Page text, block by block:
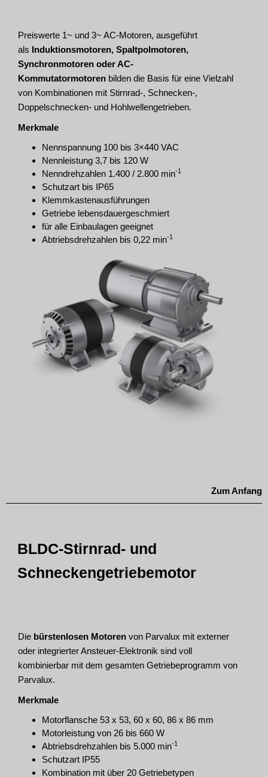
Preiswerte 1~ und 3~ AC-Motoren, ausgeführt
als Induktionsmotoren, Spaltpolmotoren,
Synchronmotoren oder AC-
Kommutatormotoren bilden die Basis für eine Vielzahl
von Kombinationen mit Stirnrad-, Schnecken-,
Doppelschnecken- und Hohlwellengetrieben.
Merkmale
Nennspannung 100 bis 3×440 VAC
Nennleistung 3,7 bis 120 W
Nenndrehzahlen 1.400 / 2.800 min-1
Schutzart bis IP65
Klemmkastenausführungen
Getriebe lebensdauergeschmiert
für alle Einbaulagen geeignet
Abtriebsdrehzahlen bis 0,22 min-1
Zum Anfang
BLDC-Stirnrad- und
Schneckengetriebemotor
Die bürstenlosen Motoren von Parvalux mit externer
oder integrierter Ansteuer-Elektronik sind voll
kombinierbar mit dem gesamten Getriebeprogramm von
Parvalux.
Merkmale
Motorflansche 53 x 53, 60 x 60, 86 x 86 mm
Motorleistung von 26 bis 660 W
Abtriebsdrehzahlen bis 5.000 min-1
Schutzart IP55
Kombination mit über 20 Getriebetypen